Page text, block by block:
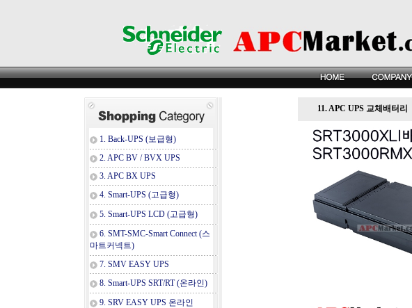
1. Back-UPS (보급형)
2. APC BV / BVX UPS
3. APC BX UPS
4. Smart-UPS (고급형)
5. Smart-UPS LCD (고급형)
6. SMT-SMC-Smart Connect (스
마트커넥트)
7. SMV EASY UPS
8. Smart-UPS SRT/RT (온라인)
9. SRV EASY UPS 온라인
11. APC UPS 교체배터리